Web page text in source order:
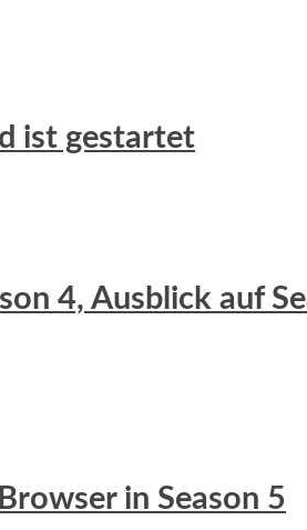
ist gestartet
4, Ausblick auf
in Season 5